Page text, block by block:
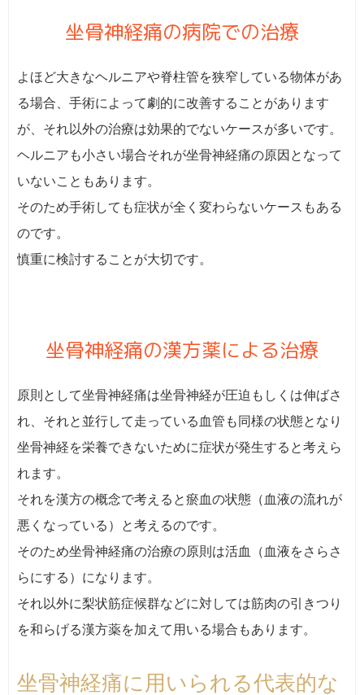
坐骨神経痛の病院での治療
よほど大きなヘルニアや脊柱管を狭窄している物体があ
る場合、手術によって劇的に改善することがあります
が、それ以外の治療は効果的でないケースが多いです。
ヘルニアも小さい場合それが坐骨神経痛の原因となって
いないこともあります。
そのため手術しても症状が全く変わらないケースもある
のです。
慎重に検討することが大切です。
坐骨神経痛の漢方薬による治療
原則として坐骨神経痛は坐骨神経が圧迫もしくは伸ばさ
れ、それと並行して走っている血管も同様の状態となり
坐骨神経を栄養できないために症状が発生すると考えら
れます。
それを漢方の概念で考えると瘀血の状態（血液の流れが
悪くなっている）と考えるのです。
そのため坐骨神経痛の治療の原則は活血（血液をさらさ
らにする）になります。
それ以外に梨状筋症候群などに対しては筋肉の引きつり
を和らげる漢方薬を加えて用いる場合もあります。
坐骨神経痛に用いられる代表的な